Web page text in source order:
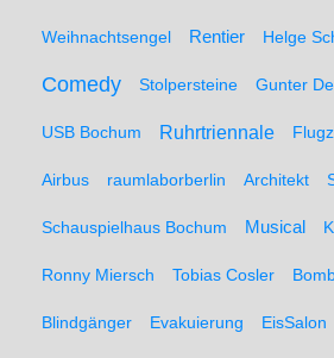
Weihnachtsengel Rentier Helge
Comedy Stolpersteine Gunter
USB Bochum Ruhrtriennale
Airbus raumlaborberlin Architekt
Schauspielhaus Bochum Musical
Ronny Miersch Tobias Cosler
Blindgänger Evakuierung EisSalon